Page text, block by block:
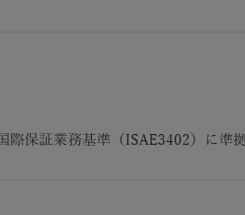
保証業務基準（ISAE3402）に準